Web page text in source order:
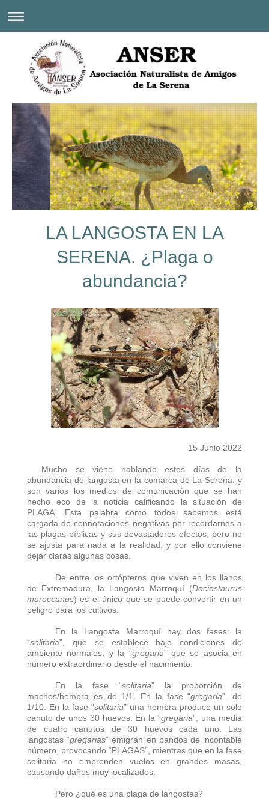
LA LANGOSTA EN LA
SERENA. ¿Plaga o
abundancia?
15 Junio 2022
Mucho se viene hablando estos días de la
abundancia de langosta en la comarca de La Serena, y
son varios los medios de comunicación que se han
hecho eco de la noticia calificando la situación de
PLAGA. Esta palabra como todos sabemos está
cargada de connotaciones negativas por recordarnos a
las plagas bíblicas y sus devastadores efectos, pero no
se ajusta para nada a la realidad, y por ello conviene
dejar claras algunas cosas.
De entre los ortópteros que viven en los llanos
de Extremadura, la Langosta Marroquí (Dociostaurus
maroccanus) es el único que se puede convertir en un
peligro para los cultivos.
En la Langosta Marroquí hay dos fases: la
“solitaria”, que se establece bajo condiciones de
ambiente normales, y la “gregaria” que se asocia en
número extraordinario desde el nacimiento.
En la fase “solitaria” la proporción de
machos/hembra es de 1/1. En la fase “gregaria”, de
1/10. En la fase “solitaria” una hembra produce un solo
canuto de unos 30 huevos. En la “gregaria”, una media
de cuatro canutos de 30 huevos cada uno. Las
langostas “gregarias” emigran en bandos de incontable
número, provocando “PLAGAS”, mientras que en la fase
solitaria no emprenden vuelos en grandes masas,
causando daños muy localizados.
Pero ¿qué es una plaga de langostas?